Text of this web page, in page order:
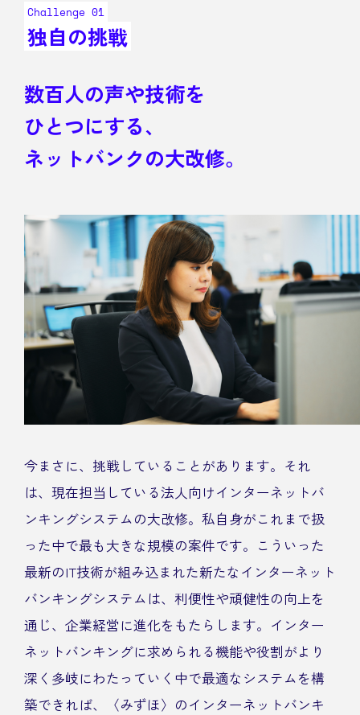
Challenge 01
独自の挑戦
数百人の声や技術を
ひとつにする、
ネットバンクの大改修。
今まさに、挑戦していることがあります。それ
は、現在担当している法人向けインターネットバ
ンキングシステムの大改修。私自身がこれまで扱
った中で最も大きな規模の案件です。こういった
最新のIT技術が組み込まれた新たなインターネット
バンキングシステムは、利便性や頑健性の向上を
通じ、企業経営に進化をもたらします。インター
ネットバンキングに求められる機能や役割がより
深く多岐にわたっていく中で最適なシステムを構
築できれば、〈みずほ〉のインターネットバンキ